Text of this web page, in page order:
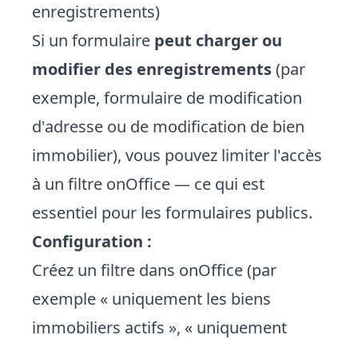
enregistrements)
Si un formulaire peut charger ou
modifier des enregistrements(par
exemple, formulaire de modification
d'adresse ou de modification de bien
immobilier), vous pouvez limiter l'accès
à un filtre onOffice — ce qui est
essentiel pour les formulaires publics.
Configuration :
Créez un filtre dans onOffice (par
exemple « uniquement les biens
immobiliers actifs », « uniquement